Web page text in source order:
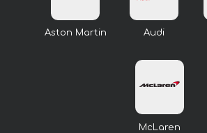
Aston Martin Audi
McLaren